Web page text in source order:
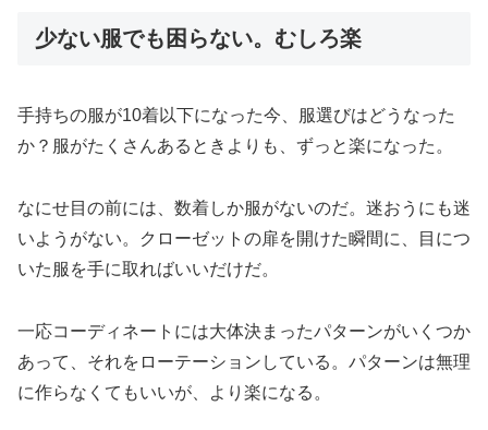
少ない服でも困らない。むしろ楽
手持ちの服が10着以下になった今、服選びはどうなった
か？服がたくさんあるときよりも、ずっと楽になった。
なにせ目の前には、数着しか服がないのだ。迷おうにも迷
いようがない。クローゼットの扉を開けた瞬間に、目につ
いた服を手に取ればいいだけだ。
一応コーディネートには大体決まったパターンがいくつか
あって、それをローテーションしている。パターンは無理
に作らなくてもいいが、より楽になる。